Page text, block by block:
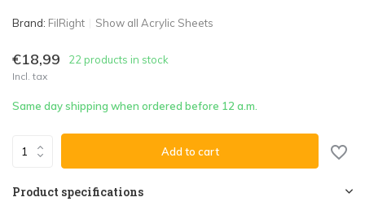
Brand: FilRight Show all Acrylic Sheets
€18,99 22 products in stock
Incl. tax
Same day shipping when ordered before 12 a.m.
Add to cart
Product specifications